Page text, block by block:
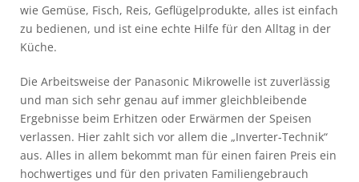
wie Gemüse, Fisch, Reis, Geflügelprodukte, alles ist einfach
zu bedienen, und ist eine echte Hilfe für den Alltag in der
Küche.
Die Arbeitsweise der Panasonic Mikrowelle ist zuverlässig
und man sich sehr genau auf immer gleichbleibende
Ergebnisse beim Erhitzen oder Erwärmen der Speisen
verlassen. Hier zahlt sich vor allem die „Inverter-Technik“
aus. Alles in allem bekommt man für einen fairen Preis ein
hochwertiges und für den privaten Familiengebrauch